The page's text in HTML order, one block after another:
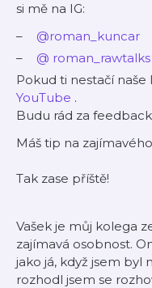
si mě na IG:
@roman_kuncar
@ roman_rawtalks
Pokud ti nestačí naše
YouTube .
Budu rád za
Máš tip na
Tak zase příště!
Vašek je můj kolega
zajímavá osobnost.
jako já, když jsem byl
rozhodl jsem se